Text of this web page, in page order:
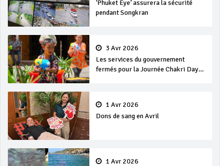
‘Phuket Eye’ assurera la sécurité
pendant Songkran
3 Avr 2026
Les services du gouvernement
fermés pour la Journée Chakri Day
1 Avr 2026
Dons de sang en Avril
1 Avr 2026